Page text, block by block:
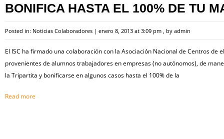
BONIFICA HASTA EL 100% DE TU
Posted in: Noticias Colaboradores | enero 8, 2013 at 3:09 pm , by admin
El ISC ha firmado una colaboración con la Asociación Nacional de Centros
provenientes de alumnos trabajadores en empresas (no autónomos), de
la Tripartita y bonificarse en algunos casos hasta el 100% de la
Read more